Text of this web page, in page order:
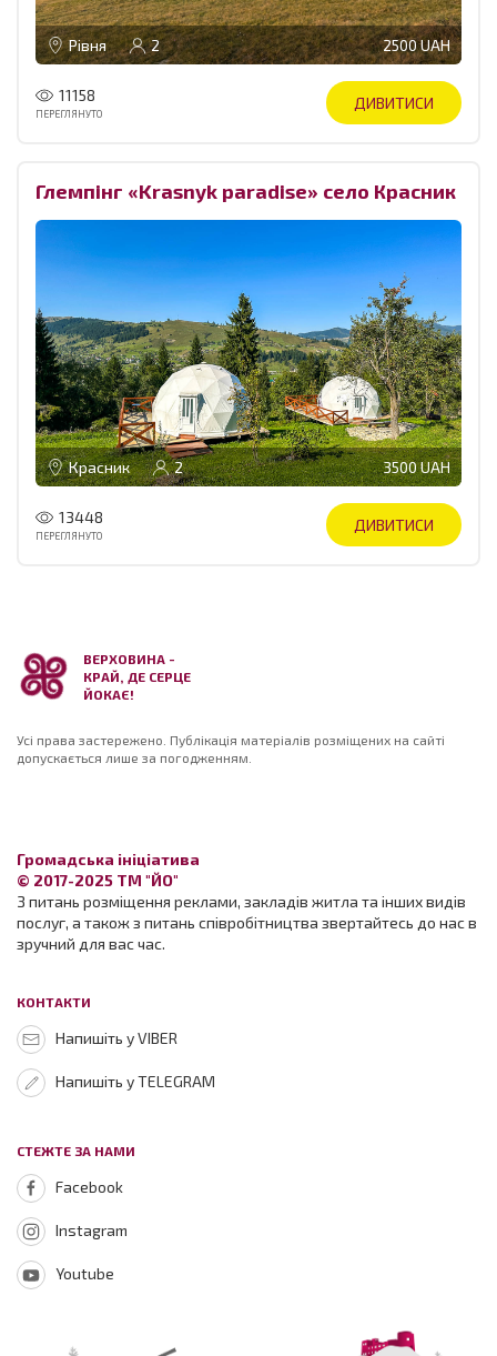
Рівня 2 2500 UAH
11158
ПЕРЕГЛЯНУТО
ДИВИТИСИ
Глемпінг «Krasnyk paradise» село Красник
Красник 2 3500 UAH
13448
ПЕРЕГЛЯНУТО
ДИВИТИСИ
ВЕРХОВИНА -
КРАЙ, ДЕ СЕРЦЕ
ЙОКАЄ!
Усі права застережено. Публікація матеріалів розміщених на сайті
допускається лише за погодженням.
Громадська ініціатива
© 2017-2025 ТМ "ЙО"
З питань розміщення реклами, закладів житла та інших видів
послуг, а також з питань співробітництва звертайтесь до нас в
зручний для вас час.
КОНТАКТИ
Напишіть у VIBER
Напишіть у TELEGRAM
СТЕЖТЕ ЗА НАМИ
Facebook
Instagram
Youtube